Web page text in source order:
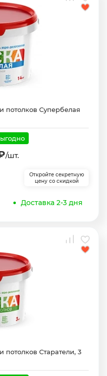
потолков Супербелая
/шт.
Откройте секретную
цену со скидкой
Доставка 2-3 дня
потолков Старатели, 3